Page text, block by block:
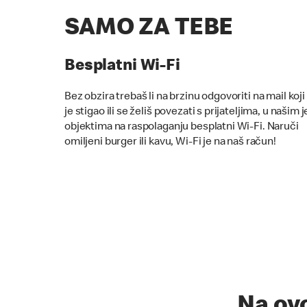
SAMO ZA TEBE
Besplatni Wi-Fi
Bez obzira trebaš li na brzinu odgovoriti na mail
je stigao ili se želiš povezati s prijateljima, u našim
objektima na raspolaganju besplatni Wi-Fi. Naruči
omiljeni burger ili kavu, Wi-Fi je na naš račun!